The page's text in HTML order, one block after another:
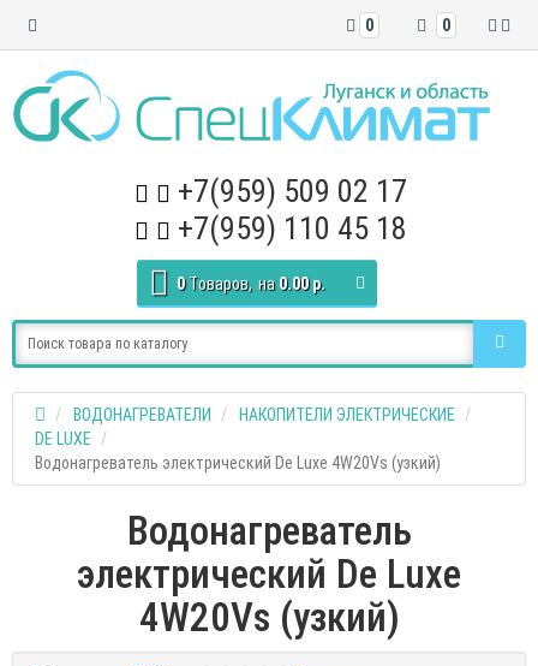
0
0
+7(959) 509 02 17
+7(959) 110 45 18
0 Tоваров, на 0.00 р.
ВОДОНАГРЕВАТЕЛИ
НАКОПИТЕЛИ ЭЛЕКТРИЧЕСКИЕ
DE LUXE
Водонагреватель электрический De Luxe 4W20Vs (узкий)
Водонагреватель
электрический De Luxe
4W20Vs (узкий)